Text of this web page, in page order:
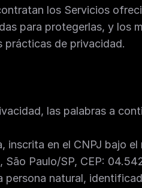
los Servicios
para protegerlas, y los
prácticas de privacidad.
las palabras a
inscrita en el CNPJ bajo
São Paulo/SP, CEP:
persona natural,